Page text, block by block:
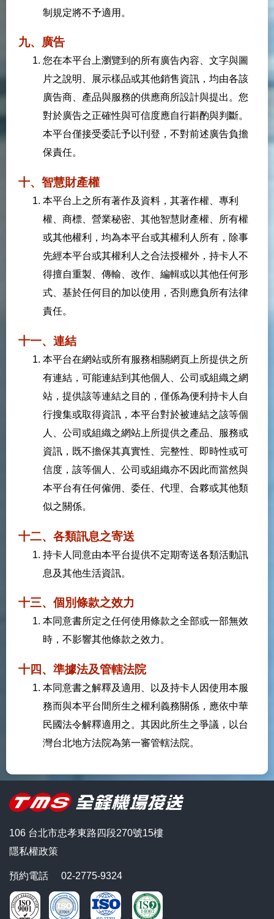
制規定將不予適用。
九、廣告
您在本平台上瀏覽到的所有廣告內容、文字與圖
片之說明、展示樣品或其他銷售資訊，均由各該
廣告商、產品與服務的供應商所設計與提出。您
對於廣告之正確性與可信度應自行斟酌與判斷。
本平台僅接受委託予以刊登，不對前述廣告負擔
保責任。
十、智慧財產權
本平台上之所有著作及資料，其著作權、專利
權、商標、營業秘密、其他智慧財產權、所有權
或其他權利，均為本平台或其權利人所有，除事
先經本平台或其權利人之合法授權外，持卡人不
得擅自重製、傳輸、改作、編輯或以其他任何形
式、基於任何目的加以使用，否則應負所有法律
責任。
十一、連結
本平台在網站或所有服務相關網頁上所提供之所
有連結，可能連結到其他個人、公司或組織之網
站，提供該等連結之目的，僅係為便利持卡人自
行搜集或取得資訊，本平台對於被連結之該等個
人、公司或組織之網站上所提供之產品、服務或
資訊，既不擔保其真實性、完整性、即時性或可
信度，該等個人、公司或組織亦不因此而當然與
本平台有任何僱佣、委任、代理、合夥或其他類
似之關係。
十二、各類訊息之寄送
持卡人同意由本平台提供不定期寄送各類活動訊
息及其他生活資訊。
十三、個別條款之效力
本同意書所定之任何使用條款之全部或一部無效
時，不影響其他條款之效力。
十四、準據法及管轄法院
本同意書之解釋及適用、以及持卡人因使用本服
務而與本平台間所生之權利義務關係，應依中華
民國法令解釋適用之。其因此所生之爭議，以台
灣台北地方法院為第一審管轄法院。
106 台北市忠孝東路四段270號15樓
隱私權政策
預約電話 02-2775-9324